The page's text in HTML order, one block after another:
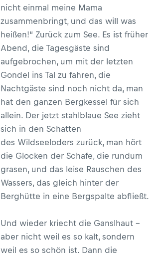
nicht einmal meine Mama
zusammenbringt, und das will was
heißen!“ Zurück zum See. Es ist früher
Abend, die Tagesgäste sind
aufgebrochen, um mit der letzten
Gondel ins Tal zu fahren, die
Nachtgäste sind noch nicht da, man
hat den ganzen Bergkessel für sich
allein. Der jetzt stahlblaue See zieht
sich in den Schatten
des Wildseeloders zurück, man hört
die Glocken der Schafe, die rundum
grasen, und das leise Rauschen des
Wassers, das gleich hinter der
Berghütte in eine Bergspalte abfließt.
Und wieder kriecht die Ganslhaut –
aber nicht weil es so kalt, sondern
weil es so schön ist. Dann die